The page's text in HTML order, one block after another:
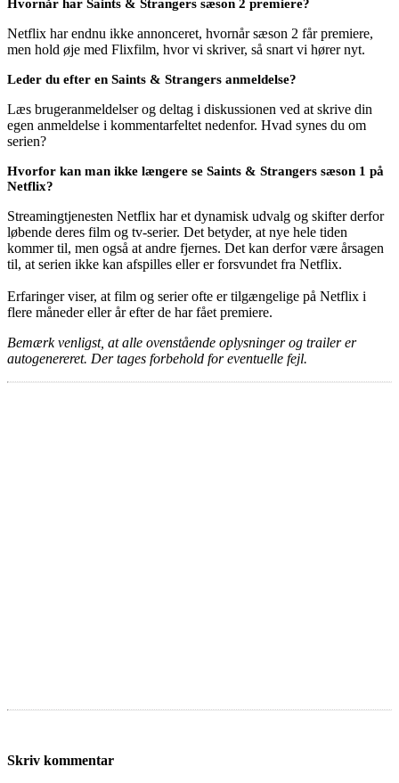
Hvornår har Saints & Strangers sæson 2 premiere?
Netflix har endnu ikke annonceret, hvornår sæson 2 får premiere,
men hold øje med Flixfilm, hvor vi skriver, så snart vi hører nyt.
Leder du efter en Saints & Strangers anmeldelse?
Læs brugeranmeldelser og deltag i diskussionen ved at skrive din
egen anmeldelse i kommentarfeltet nedenfor. Hvad synes du om
serien?
Hvorfor kan man ikke længere se Saints & Strangers sæson 1 på
Netflix?
Streamingtjenesten Netflix har et dynamisk udvalg og skifter derfor
løbende deres film og tv-serier. Det betyder, at nye hele tiden
kommer til, men også at andre fjernes. Det kan derfor være årsagen
til, at serien ikke kan afspilles eller er forsvundet fra Netflix.
Erfaringer viser, at film og serier ofte er tilgængelige på Netflix i
flere måneder eller år efter de har fået premiere.
Bemærk venligst, at alle ovenstående oplysninger og trailer er
autogenereret. Der tages forbehold for eventuelle fejl.
Skriv kommentar